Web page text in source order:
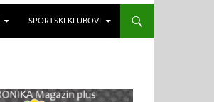
SPORTSKI KLUBOVI